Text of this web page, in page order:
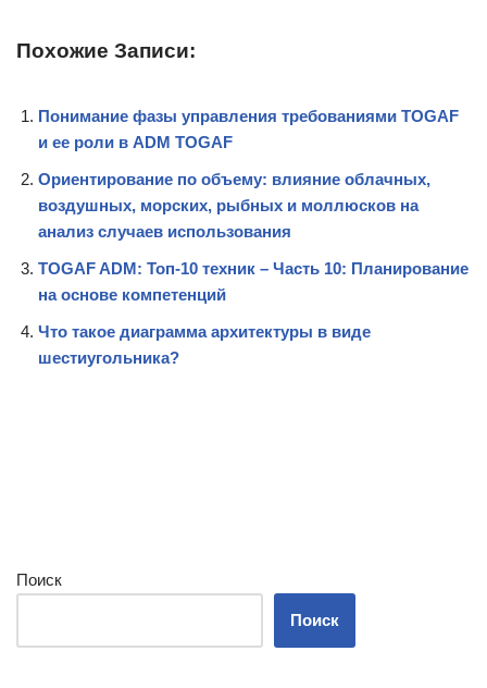
Похожие Записи:
Понимание фазы управления требованиями TOGAF
и ее роли в ADM TOGAF
Ориентирование по объему: влияние облачных,
воздушных, морских, рыбных и моллюсков на
анализ случаев использования
TOGAF ADM: Топ-10 техник – Часть 10: Планирование
на основе компетенций
Что такое диаграмма архитектуры в виде
шестиугольника?
Поиск
Поиск